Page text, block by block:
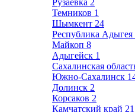
Рузаевка 2
Темников 1
Шымкент 24
Республика Адыгея
Майкоп 8
Адыгейск 1
Сахалинская
Южно-Сахалинск
Долинск 2
Корсаков 2
Камчатский край 21